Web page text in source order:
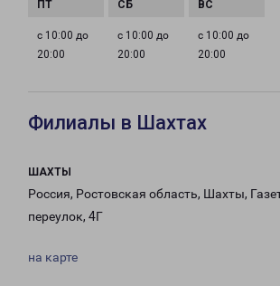
с 10:00 до
20:00
с 10:00 до
20:00
с 10:00 до
20:00
Филиалы в Шахтах
ШАХТЫ
Россия, Ростовская область, Шахты,
переулок, 4Г
на карте